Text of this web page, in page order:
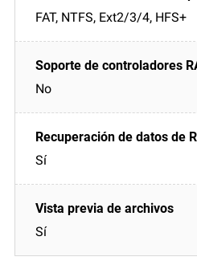
FAT, NTFS, Ext2/3/4, HFS+
No
Sí
Sí